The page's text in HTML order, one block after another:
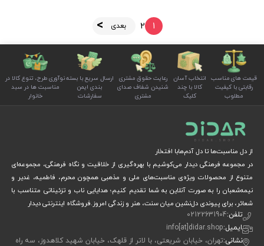
1
2 بعدی
قیمت های مناسب
رقابتی با کیفیت
مطلوب
انتخاب آسان
کالا با چند
کلیک
رعایت حقوق مشتری
شنیدن شفاف صدای
مشتری
ارسال سریع با بسته
بندی ایمن
سفارشات
نوآوری طرح، تنوع کالا در
مناسبت ها در سبد
خانوار
از دل مناسبت‌ها تا دل آدم‌هابا افتخار
در مجموعه فرهنگی دیدار می‌کوشیم با بهره‌گیری از خلاقیت و نگاه فرهنگی، مجموعه‌ای
متنوع از محصولات ویژه‌ی مناسبت‌های ملی و مذهبی همچون محرم، فاطمیه، غدیر و
نیمه‌شعبان را به صورت آنلاین به شما تقدیم کنیم؛ هدایایی ناب و تزئیناتی متناسب با
شعائر، برای پیوندی دل‌نشین میان سنت، هنر و زندگی امروز.فروشگاه اینترنتی دیدار
تلفن:02122631904
ایمیل:info[at]didar.shop
نشانی:تهران، خیابان شریعتی، با لاتر از قلهک، خیابان شهید کلاهدوز، سه راه